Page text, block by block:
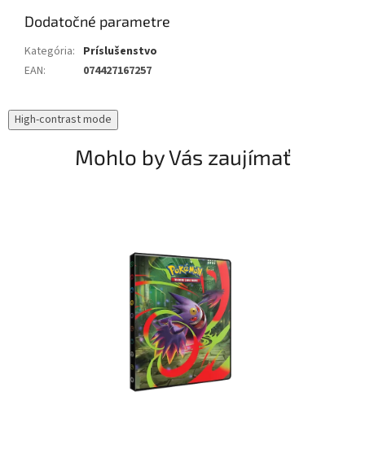
Dodatočné parametre
Kategória: Príslušenstvo
EAN: 074427167257
High-contrast mode
Mohlo by Vás zaujímať